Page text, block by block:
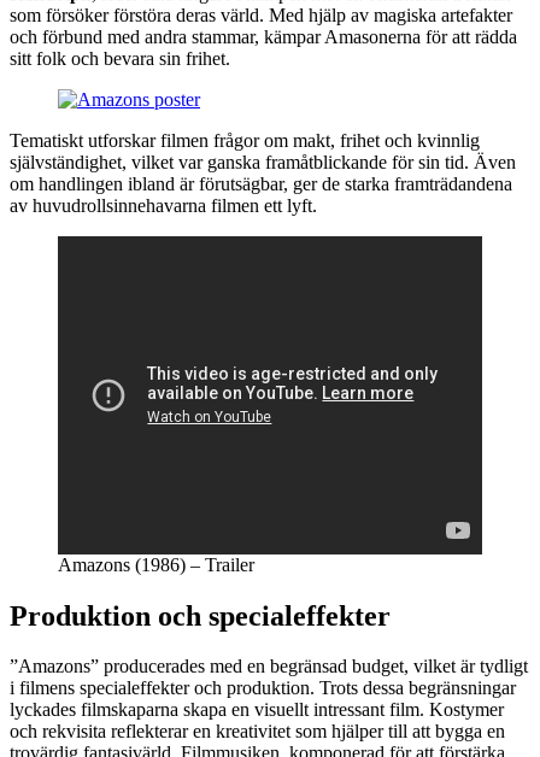
som försöker förstöra deras värld. Med hjälp av magiska artefakter
och förbund med andra stammar, kämpar Amasonerna för att rädda
sitt folk och bevara sin frihet.
Tematiskt utforskar filmen frågor om makt, frihet och kvinnlig
självständighet, vilket var ganska framåtblickande för sin tid. Även
om handlingen ibland är förutsägbar, ger de starka framträdandena
av huvudrollsinnehavarna filmen ett lyft.
Amazons (1986) – Trailer
Produktion och specialeffekter
”Amazons” producerades med en begränsad budget, vilket är tydligt
i filmens specialeffekter och produktion. Trots dessa begränsningar
lyckades filmskaparna skapa en visuellt intressant film. Kostymer
och rekvisita reflekterar en kreativitet som hjälper till att bygga en